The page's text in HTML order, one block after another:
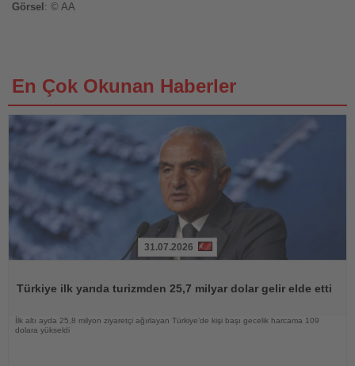
Görsel : © AA
En Çok Okunan Haberler
31.07.2026
Türkiye ilk yarıda turizmden 25,7 milyar dolar gelir elde etti
İlk altı ayda 25,8 milyon ziyaretçi ağırlayan Türkiye’de kişi başı gecelik harcama 109
dolara yükseldi